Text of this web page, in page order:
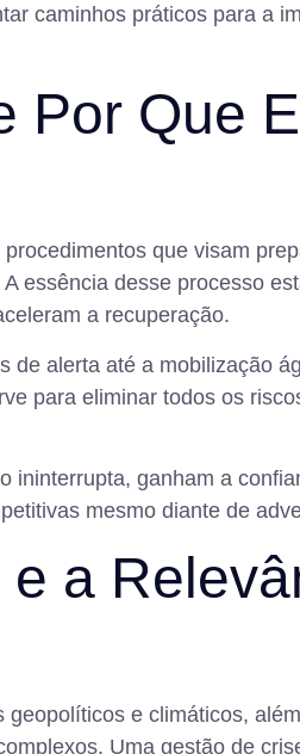
caminhos práticos para a
Por Que
que visam
essência desse processo
a recuperação.
alerta até a mobilização
para eliminar todos os
ganham a
mesmo diante de
a
e climáticos,
Uma gestão de